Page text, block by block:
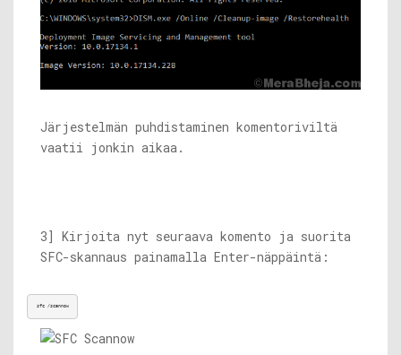
Järjestelmän puhdistaminen komentoriviltä
vaatii jonkin aikaa.
3] Kirjoita nyt seuraava komento ja suorita
SFC-skannaus painamalla Enter-näppäintä:
sfc /scannow